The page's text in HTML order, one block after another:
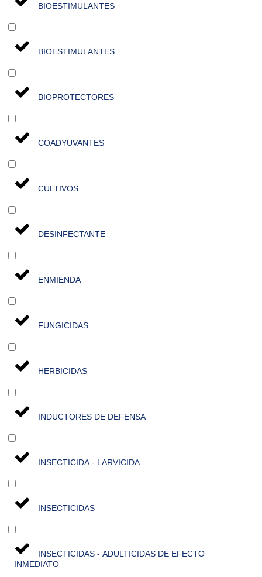
BIOESTIMULANTES
BIOESTIMULANTES
BIOPROTECTORES
COADYUVANTES
CULTIVOS
DESINFECTANTE
ENMIENDA
FUNGICIDAS
HERBICIDAS
INDUCTORES DE DEFENSA
INSECTICIDA - LARVICIDA
INSECTICIDAS
INSECTICIDAS - ADULTICIDAS DE EFECTO
INMEDIATO